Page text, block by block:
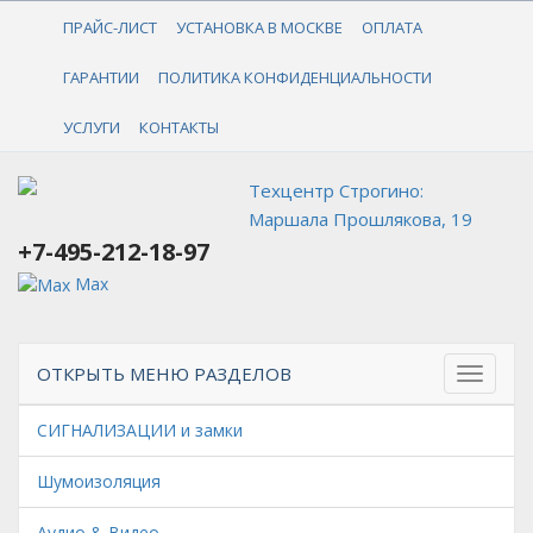
+7-495-212-18-97
ПРАЙС-ЛИСТ УСТАНОВКА В МОСКВЕ ОПЛАТА
ГАРАНТИИ ПОЛИТИКА КОНФИДЕНЦИАЛЬНОСТИ
УСЛУГИ КОНТАКТЫ
Техцентр Строгино:
Маршала Прошлякова, 19
+7-495-212-18-97
Max
ОТКРЫТЬ МЕНЮ РАЗДЕЛОВ
СИГНАЛИЗАЦИИ и замки
Шумоизоляция